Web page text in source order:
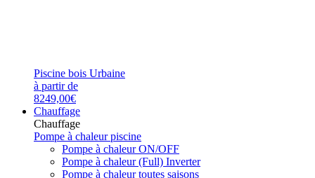
Piscine bois Urbaine
à partir de
8249,00€
Chauffage
Chauffage
Pompe à chaleur piscine
Pompe à chaleur ON/OFF
Pompe à chaleur (Full) Inverter
Pompe à chaleur toutes saisons